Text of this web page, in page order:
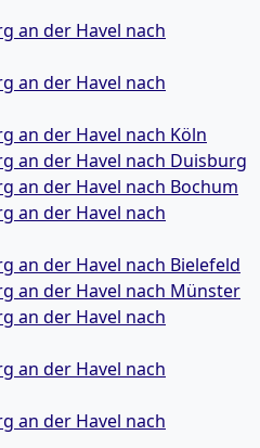
an der Havel nach
an der Havel nach
an der Havel nach Köln
an der Havel nach Duisburg
an der Havel nach Bochum
an der Havel nach
an der Havel nach Bielefeld
an der Havel nach Münster
an der Havel nach
an der Havel nach
an der Havel nach